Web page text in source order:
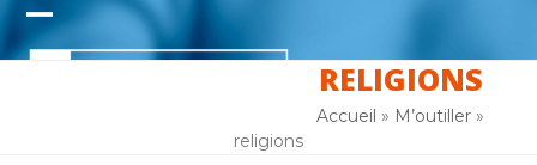
Skip
content
Open
Close
RELIGIONS
Accueil » M’outiller »
religions